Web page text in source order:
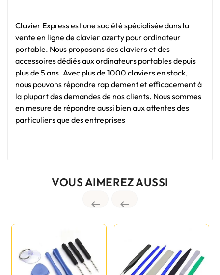
Clavier Express est une société spécialisée dans la
vente en ligne de clavier azerty pour ordinateur
portable. Nous proposons des claviers et des
accessoires dédiés aux ordinateurs portables depuis
plus de 5 ans. Avec plus de 1000 claviers en stock,
nous pouvons répondre rapidement et efficacement à
la plupart des demandes de nos clients. Nous sommes
en mesure de répondre aussi bien aux attentes des
particuliers que des entreprises
VOUS AIMEREZ AUSSI
 